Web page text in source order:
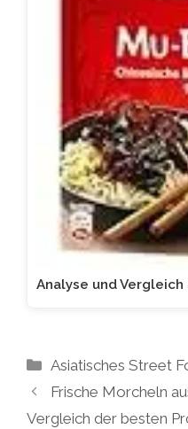
Analyse und
Kategorien
Asiatisches Street
Frische Morcheln
Vergleich der besten